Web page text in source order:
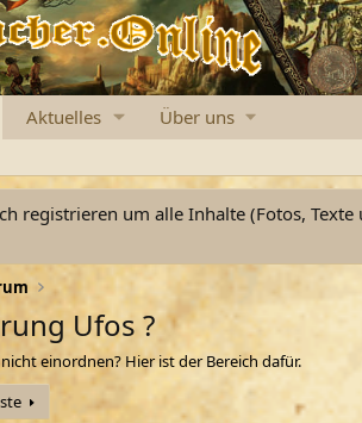
Aktuelles Über uns
registrieren um alle Inhalte (Fotos,
Ufos ?
einordnen? Hier ist der Bereich dafür.